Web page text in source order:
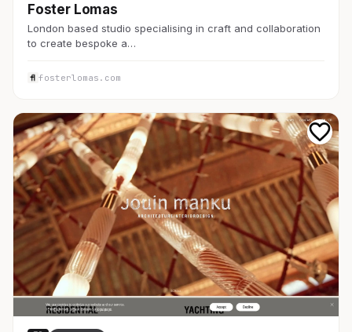
Foster Lomas
London based studio specialising in craft and collaboration
to create bespoke a…
fosterlomas.com